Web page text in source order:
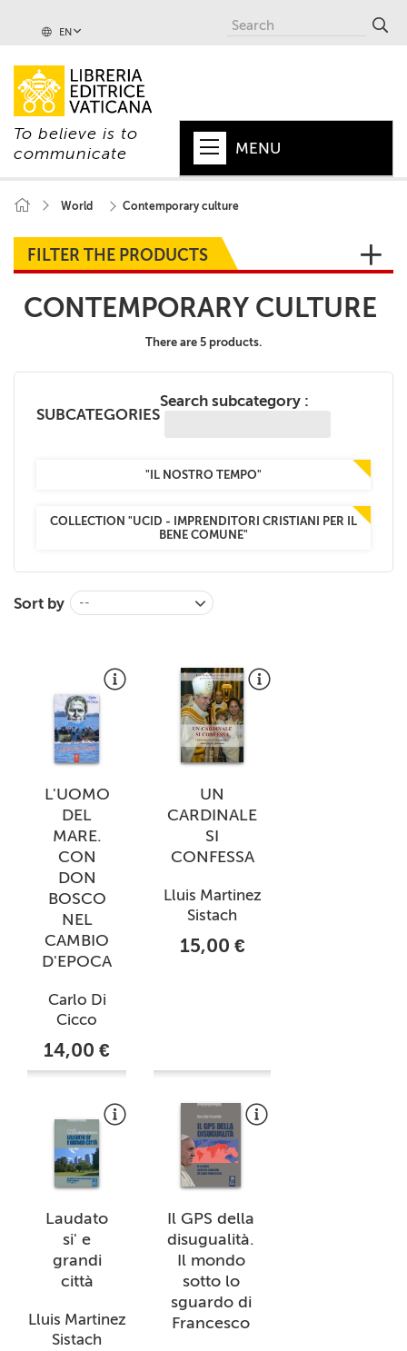
EN
To believe is to
communicate
MENU
POPE
+
VATICAN
+
CHURCH
WORLD
CEI
World Contemporary culture
FILTER THE PRODUCTS
CONTEMPORARY CULTURE
There are 5 products.
SUBCATEGORIES
Search subcategory :
"IL NOSTRO TEMPO"
COLLECTION "UCID - IMPRENDITORI CRISTIANI PER IL
BENE COMUNE"
Sort by --
L'UOMO
DEL
MARE.
CON
DON
BOSCO
NEL
CAMBIO
D'EPOCA
Carlo Di
Cicco
14,00 €
UN
CARDINALE
SI
CONFESSA
Lluis Martinez
Sistach
15,00 €
Laudato
si' e
grandi
città
Lluis Martinez
Sistach
Il GPS della
disugualità.
Il mondo
sotto lo
sguardo di
Francesco